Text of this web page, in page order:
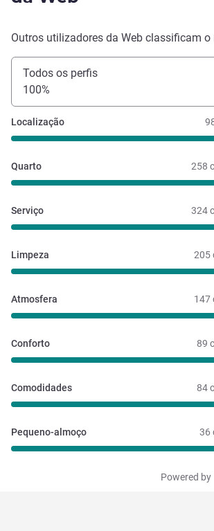
Outros utilizadores da Web classificam o
Todos os perfis
100%
Localização
258
Quarto
324
Serviço
205
Limpeza
147
Atmosfera
89
Conforto
84
Comodidades
36
Pequeno-almoço
Powered by